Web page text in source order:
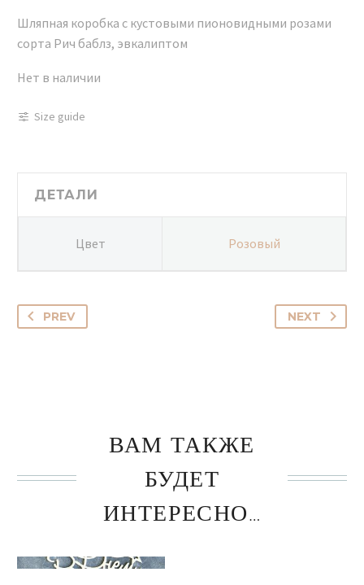
Шляпная коробка с кустовыми пионовидными розами
сорта Рич баблз, эвкалиптом
Нет в наличии
Size guide
ДЕТАЛИ
Цвет Розовый
PREV NEXT
ВАМ ТАКЖЕ
БУДЕТ
ИНТЕРЕСНО…